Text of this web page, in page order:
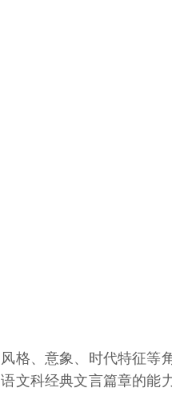
格、意象、时代特征等
文科经典文言篇章的能力